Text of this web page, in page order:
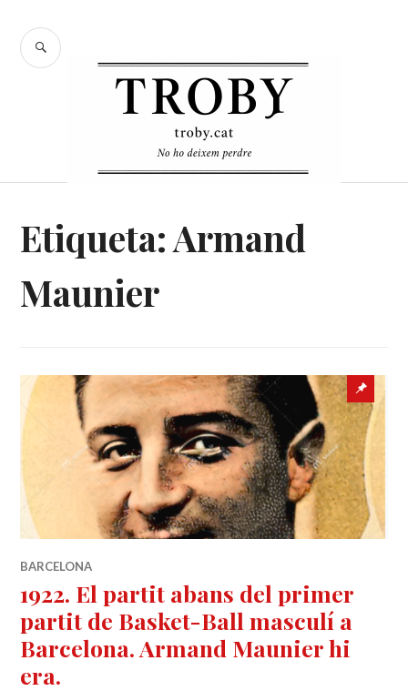
content
SEARCH
Etiqueta:Armand
Maunier
Sticky
post
BARCELONA
1922. El partit abans del primer
partit de Basket-Ball masculí a
Barcelona. Armand Maunier hi
era.